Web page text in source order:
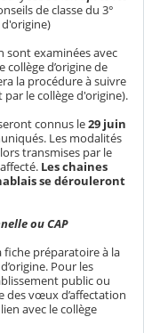
de classe du 3°
sont examinées avec
collège d’origine de
la procédure à suivre
le collège d'origine).
connus le29 juin
Les modalités
transmises par le
Les chaines
se dérouleront
ou CAP
préparatoire à la
Pour les
public ou
des vœux d’affectation
avec le collège